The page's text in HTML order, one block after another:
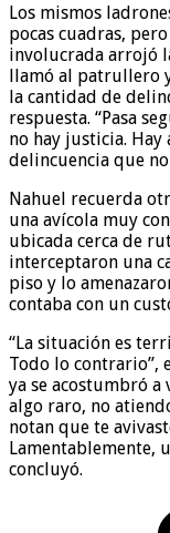
Los mismos
pocas cuadras,
involucrada arrojó
llamó al patrullero
la cantidad de
respuesta. “Pasa
no hay justicia.
delincuencia que
Nahuel recuerda
una avícola muy
ubicada cerca de
interceptaron una
piso y lo
contaba con un
“La situación es
Todo lo contrario”,
ya se acostumbró a
algo raro, no
notan que te
Lamentablemente,
concluyó.